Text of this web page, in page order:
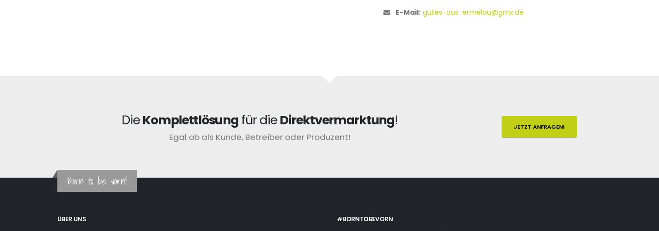
E-Mail: gutes-aus-ermelau@gmx.de
DieKomplettlösung für dieDirektvermarktung!
Egal ob als Kunde, Betreiber oder Produzent!
JETZT ANFRAGEN!
Born to be vorn!
ÜBER UNS
#BORNTOBEVORN